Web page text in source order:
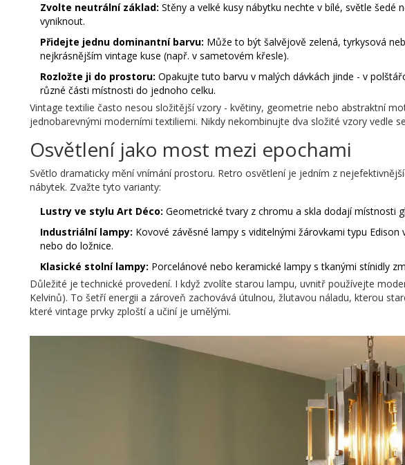
Zvolte neutrální základ: Stěny a velké kusy nábytku nechte v bílé, světle
vyniknout.
Přidejte jednu dominantní barvu: Může to být šalvějově zelená, tyrkysová
nejkrásnějším vintage kuse (např. v sametovém křesle).
Rozložte ji do prostoru: Opakujte tuto barvu v malých dávkách jinde - v
různé části místnosti do jednoho celku.
Vintage textilie často nesou složitější vzory - květiny, geometrie nebo abstraktní
jednobarevnými moderními textiliemi. Nikdy nekombinujte dva složité vzory vedle
Osvětlení jako most mezi epochami
Světlo dramaticky mění vnímání prostoru. Retro osvětlení je jedním z
nábytek. Zvažte tyto varianty:
Lustry ve stylu Art Déco: Geometrické tvary z chromu a skla dodají místnosti
Industriální lampy: Kovové závěsné lampy s viditelnými žárovkami typu
nebo do ložnice.
Klasické stolní lampy: Porcelánové nebo keramické lampy s tkanými stínidly
Důležité je technické provedení. I když zvolíte starou lampu, uvnitř používejte
Kelvinů). To šetří energii a zároveň zachovává útulnou, žlutavou náladu, kterou
které vintage prvky zploští a učiní je umělými.